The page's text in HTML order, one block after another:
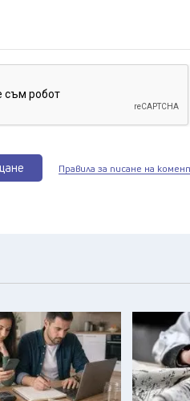
Правила за писане на